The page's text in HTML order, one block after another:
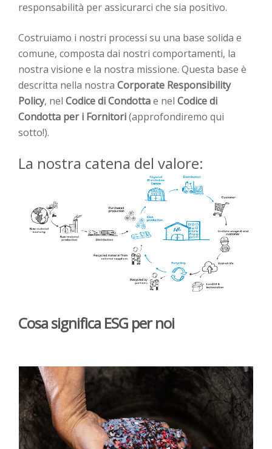
responsabilità per assicurarci che sia positivo.
Costruiamo i nostri processi su una base solida e
comune, composta dai nostri comportamenti, la
nostra visione e la nostra missione. Questa base è
descritta nella nostra Corporate Responsibility
Policy, nel Codice di Condottae nel Codice di
Condotta per i Fornitori(approfondiremo qui
sotto!).
La nostra catena del valore:
Cosa significa ESG per noi